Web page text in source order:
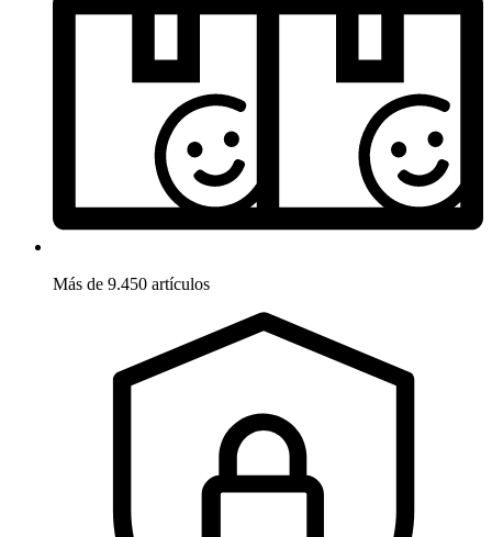
Más de 9.450 artículos